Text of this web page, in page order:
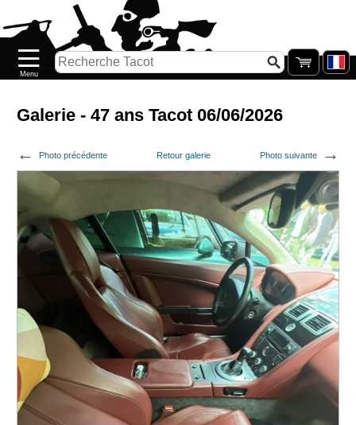
Galerie - 47 ans Tacot 06/06/2026
Photo précédente Retour galerie Photo suivante
Nouveautés
Catalogue/Stock
PETITS
PRIX
Réassort
Seconde
main